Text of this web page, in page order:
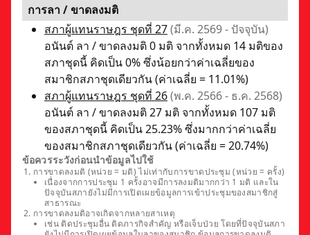
การลา / ขาดลงมติ
สภาผู้แทนราษฎร ชุดที่ 27(มี.ค. 2569 - ปัจจุบัน)
อนันต์ ลา / ขาดลงมติ 0 มติ จากทั้งหมด 14 มติของ
สภาชุดนี้ คิดเป็น 0% ซึ่งน้อยกว่าค่าเฉลี่ยของ
สมาชิกสภาชุดเดียวกัน (ค่าเฉลี่ย = 11.01%)
สภาผู้แทนราษฎร ชุดที่ 26(พ.ค. 2566 - ธ.ค. 2568)
อนันต์ ลา / ขาดลงมติ 27 มติ จากทั้งหมด 107 มติ
ของสภาชุดนี้ คิดเป็น 25.23% ซึ่งมากกว่าค่าเฉลี่ย
ของสมาชิกสภาชุดเดียวกัน (ค่าเฉลี่ย = 20.74%)
ข้อควรระวังก่อนนำข้อมูลไปใช้
การขาดลงมติ (หน่วย = มติ) ไม่เท่ากับการขาดประชุม (หน่วย = ครั้ง)
เนื่องจากการประชุม 1 ครั้งอาจมีการลงมติมากกว่า 1 มติ และใน
ปัจจุบันสภายังไม่มีการเปิดเผยข้อมูลการเข้าประชุมของสมาชิกสู่
สาธารณะ
การขาดลงมติอาจเกิดจากหลายสาเหตุ
เช่น ติดประชุมอื่น ติดภารกิจสำคัญ หรือเจ็บป่วย โดยที่ปัจจุบันสภา